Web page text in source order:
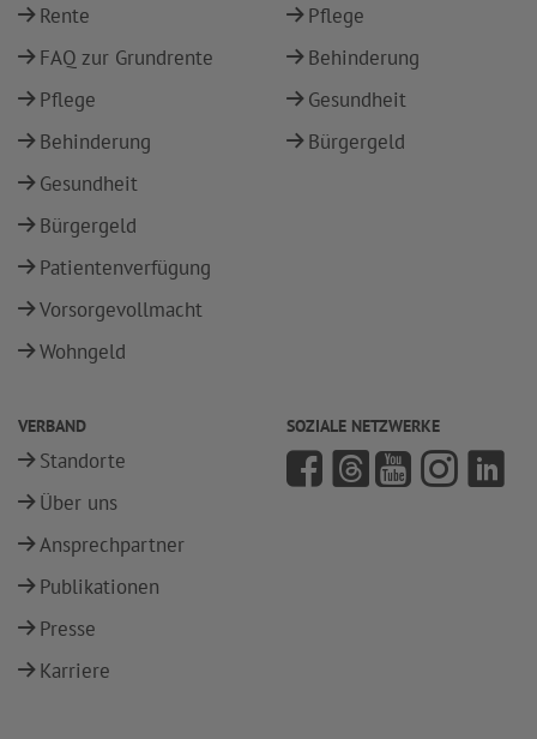
Rente
FAQ zur Grundrente
Pflege
Behinderung
Gesundheit
Bürgergeld
Patientenverfügung
Vorsorgevollmacht
Wohngeld
Pflege
Behinderung
Gesundheit
Bürgergeld
VERBAND
Standorte
Über uns
Ansprechpartner
Publikationen
Presse
Karriere
SOZIALE NETZWERKE